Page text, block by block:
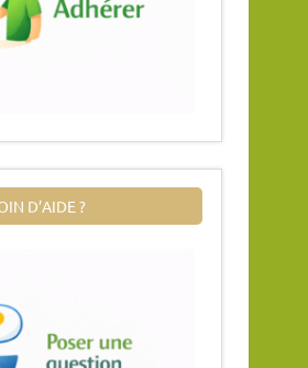
D’AIDE ?